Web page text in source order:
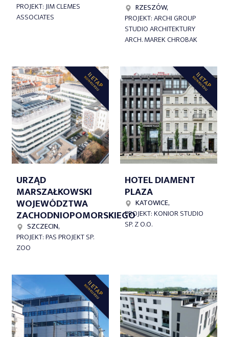
PROJEKT: JIM CLEMES
ASSOCIATES
RZESZÓW,
PROJEKT: ARCHI GROUP
STUDIO ARCHITEKTURY
ARCH. MAREK CHROBAK
II ETAP
KONKURSU
URZĄD
MARSZAŁKOWSKI
WOJEWÓDZTWA
ZACHODNIOPOMORSKIEGO
SZCZECIN,
PROJEKT: PAS PROJEKT SP.
ZOO
II ETAP
KONKURSU
HOTEL DIAMENT
PLAZA
KATOWICE,
PROJEKT: KONIOR STUDIO
SP. Z O.O.
II ETAP
KONKURSU